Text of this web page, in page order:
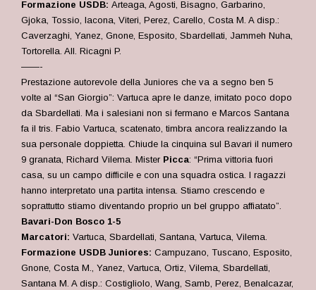
Formazione USDB: Arteaga, Agosti, Bisagno, Garbarino,
Gjoka, Tossio, Iacona, Viteri, Perez, Carello, Costa M. A disp.:
Caverzaghi, Yanez, Gnone, Esposito, Sbardellati, Jammeh Nuha,
Tortorella. All. Ricagni P.
——-
Prestazione autorevole della Juniores che va a segno ben 5
volte al “San Giorgio”: Vartuca apre le danze, imitato poco dopo
da Sbardellati. Ma i salesiani non si fermano e Marcos Santana
fa il tris. Fabio Vartuca, scatenato, timbra ancora realizzando la
sua personale doppietta. Chiude la cinquina sul Bavari il numero
9 granata, Richard Vilema. Mister Picca: “Prima vittoria fuori
casa, su un campo difficile e con una squadra ostica. I ragazzi
hanno interpretato una partita intensa. Stiamo crescendo e
soprattutto stiamo diventando proprio un bel gruppo affiatato”.
Bavari-Don Bosco 1-5
Marcatori: Vartuca, Sbardellati, Santana, Vartuca, Vilema.
Formazione USDB Juniores: Campuzano, Tuscano, Esposito,
Gnone, Costa M., Yanez, Vartuca, Ortiz, Vilema, Sbardellati,
Santana M. A disp.: Costigliolo, Wang, Samb, Perez, Benalcazar,